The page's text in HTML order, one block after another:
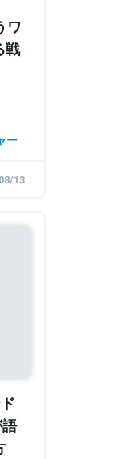
ワ
戦
ー
13